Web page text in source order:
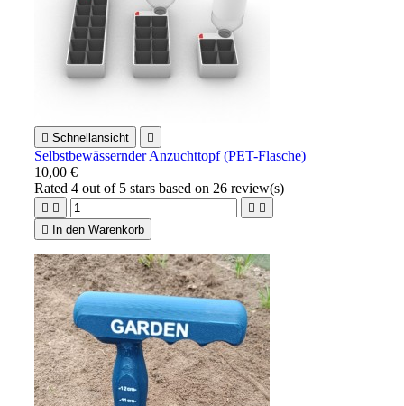
 Schnellansicht 
Selbstbewässernder Anzuchttopf (PET-Flasche)
10,00 €
Rated4 out of 5 stars based on 26 review(s)
   

In den Warenkorb